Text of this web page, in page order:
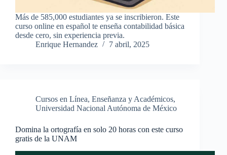
Más de 585,000 estudiantes ya se inscribieron. Este
curso online en español te enseña contabilidad básica
desde cero, sin experiencia previa.
Enrique Hernandez
7 abril, 2025
Cursos en Línea, Enseñanza y Académicos,
Universidad Nacional Autónoma de México
Domina la ortografía en solo 20 horas con este curso
gratis de la UNAM